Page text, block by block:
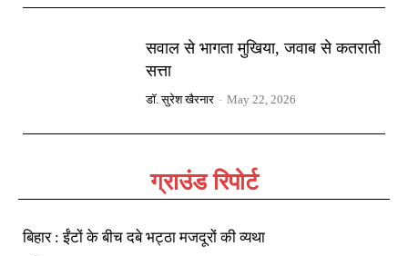
सवाल से भागता मुखिया, जवाब से कतराती
सत्ता
डॉ. सुरेश खैरनार - May 22, 2026
ग्राउंड रिपोर्ट
बिहार : ईंटों के बीच दबे भट्ठा मजदूरों की व्यथा